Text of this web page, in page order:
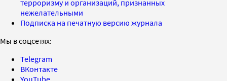
терроризму и организаций, признанных
нежелательными
Подписка на печатную версию журнала
Мы в соцсетях:
Telegram
ВКонтакте
YouTube